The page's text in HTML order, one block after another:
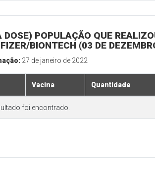
DOSE) POPULAÇÃO QUE
BIONTECH (03 DE
27 de janeiro de 2022
Vacina Quantidade
foi encontrado.